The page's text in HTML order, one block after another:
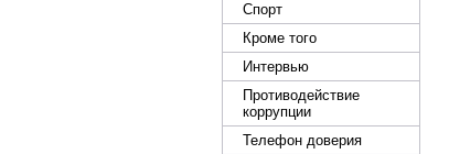
Спорт
Кроме того
Интервью
Противодействие
коррупции
Телефон доверия